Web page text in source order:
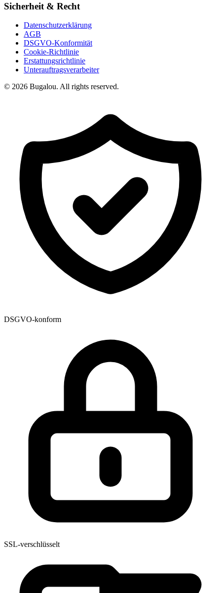
Sicherheit & Recht
Datenschutzerklärung
AGB
DSGVO-Konformität
Cookie-Richtlinie
Erstattungsrichtlinie
Unterauftragsverarbeiter
© 2026 Bugalou. All rights reserved.
DSGVO-konform
SSL-verschlüsselt